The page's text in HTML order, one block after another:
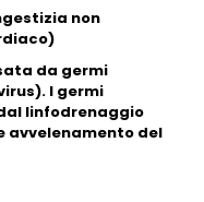
non
da germi
I germi
linfodrenaggio
avvelenamento del